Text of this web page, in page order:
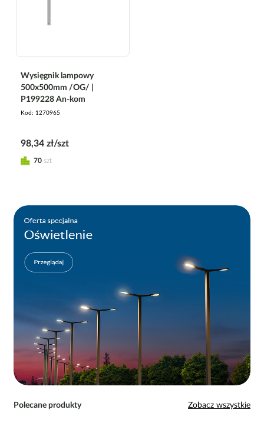
Wysięgnik lampowy
500x500mm /OG/ |
P199228 An-kom
Kod 1270965
98,34 zł/szt
70 szt
Polecane produkty Zobacz wszystkie